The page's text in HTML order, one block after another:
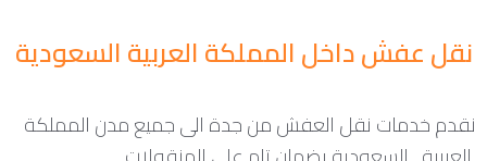
نقل عفش داخل المملكة العربية السعودية
نقدم خدمات نقل العفش من جدة الى جميع مدن المملكة